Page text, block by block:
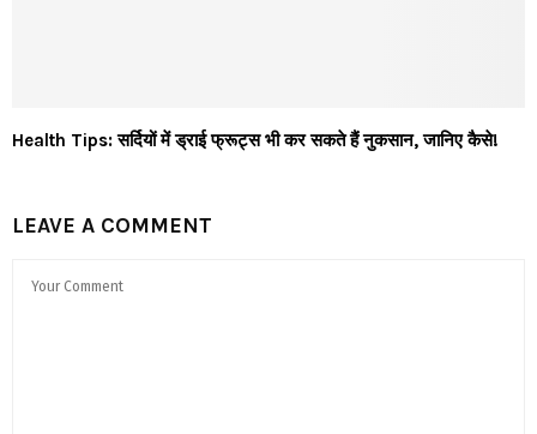
Health Tips: सर्दियों में ड्राई फ्रूट्स भी कर सकते हैं नुकसान, जानिए कैसे!
LEAVE A COMMENT